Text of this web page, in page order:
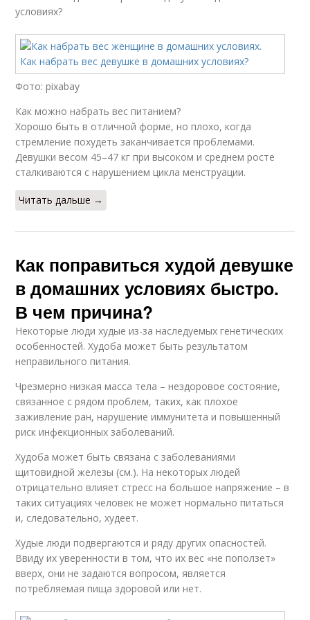
условиях?
Фото: pixabay
Как можно набрать вес питанием?
Хорошо быть в отличной форме, но плохо, когда
стремление похудеть заканчивается проблемами.
Девушки весом 45–47 кг при высоком и среднем росте
сталкиваются с нарушением цикла менструации.
Читать дальше →
Как поправиться худой девушке
в домашних условиях быстро.
В чем причина?
Некоторые люди худые из-за наследуемых генетических
особенностей. Худоба может быть результатом
неправильного питания.
Чрезмерно низкая масса тела – нездоровое состояние,
связанное с рядом проблем, таких, как плохое
заживление ран, нарушение иммунитета и повышенный
риск инфекционных заболеваний.
Худоба может быть связана с заболеваниями
щитовидной железы (см.). На некоторых людей
отрицательно влияет стресс на большое напряжение – в
таких ситуациях человек не может нормально питаться
и, следовательно, худеет.
Худые люди подвергаются и ряду других опасностей.
Ввиду их уверенности в том, что их вес «не поползет»
вверх, они не задаются вопросом, является
потребляемая пища здоровой или нет.